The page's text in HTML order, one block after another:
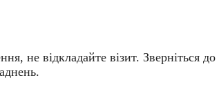
не відкладайте візит. Зверніться